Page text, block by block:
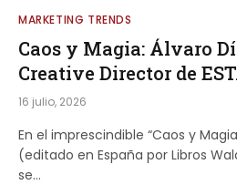
MARKETING TRENDS
Caos y Magia: Álvaro
Creative Director de
16 julio, 2026
En el imprescindible “Caos y
(editado en España por Libros
se…